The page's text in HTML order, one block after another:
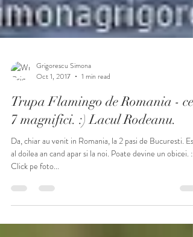
Grigorescu Simona
Oct 1, 2017
1 min read
Trupa Flamingo de Romania - cei
7 magnifici. :) Lacul Rodeanu.
al doilea an cand apar si la noi. Poate devine un obicei. :)